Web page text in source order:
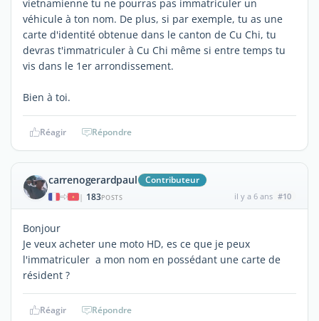
vietnamienne tu ne pourras pas immatriculer un
véhicule à ton nom. De plus, si par exemple, tu as une
carte d'identité obtenue dans le canton de Cu Chi, tu
devras t'immatriculer à Cu Chi même si entre temps tu
vis dans le 1er arrondissement.
Bien à toi.
Réagir Répondre
carrenogerardpaul Contributeur
| 183POSTS il y a 6 ans #10
Bonjour
Je veux acheter une moto HD, es ce que je peux
l'immatriculer a mon nom en possédant une carte de
résident ?
Réagir Répondre